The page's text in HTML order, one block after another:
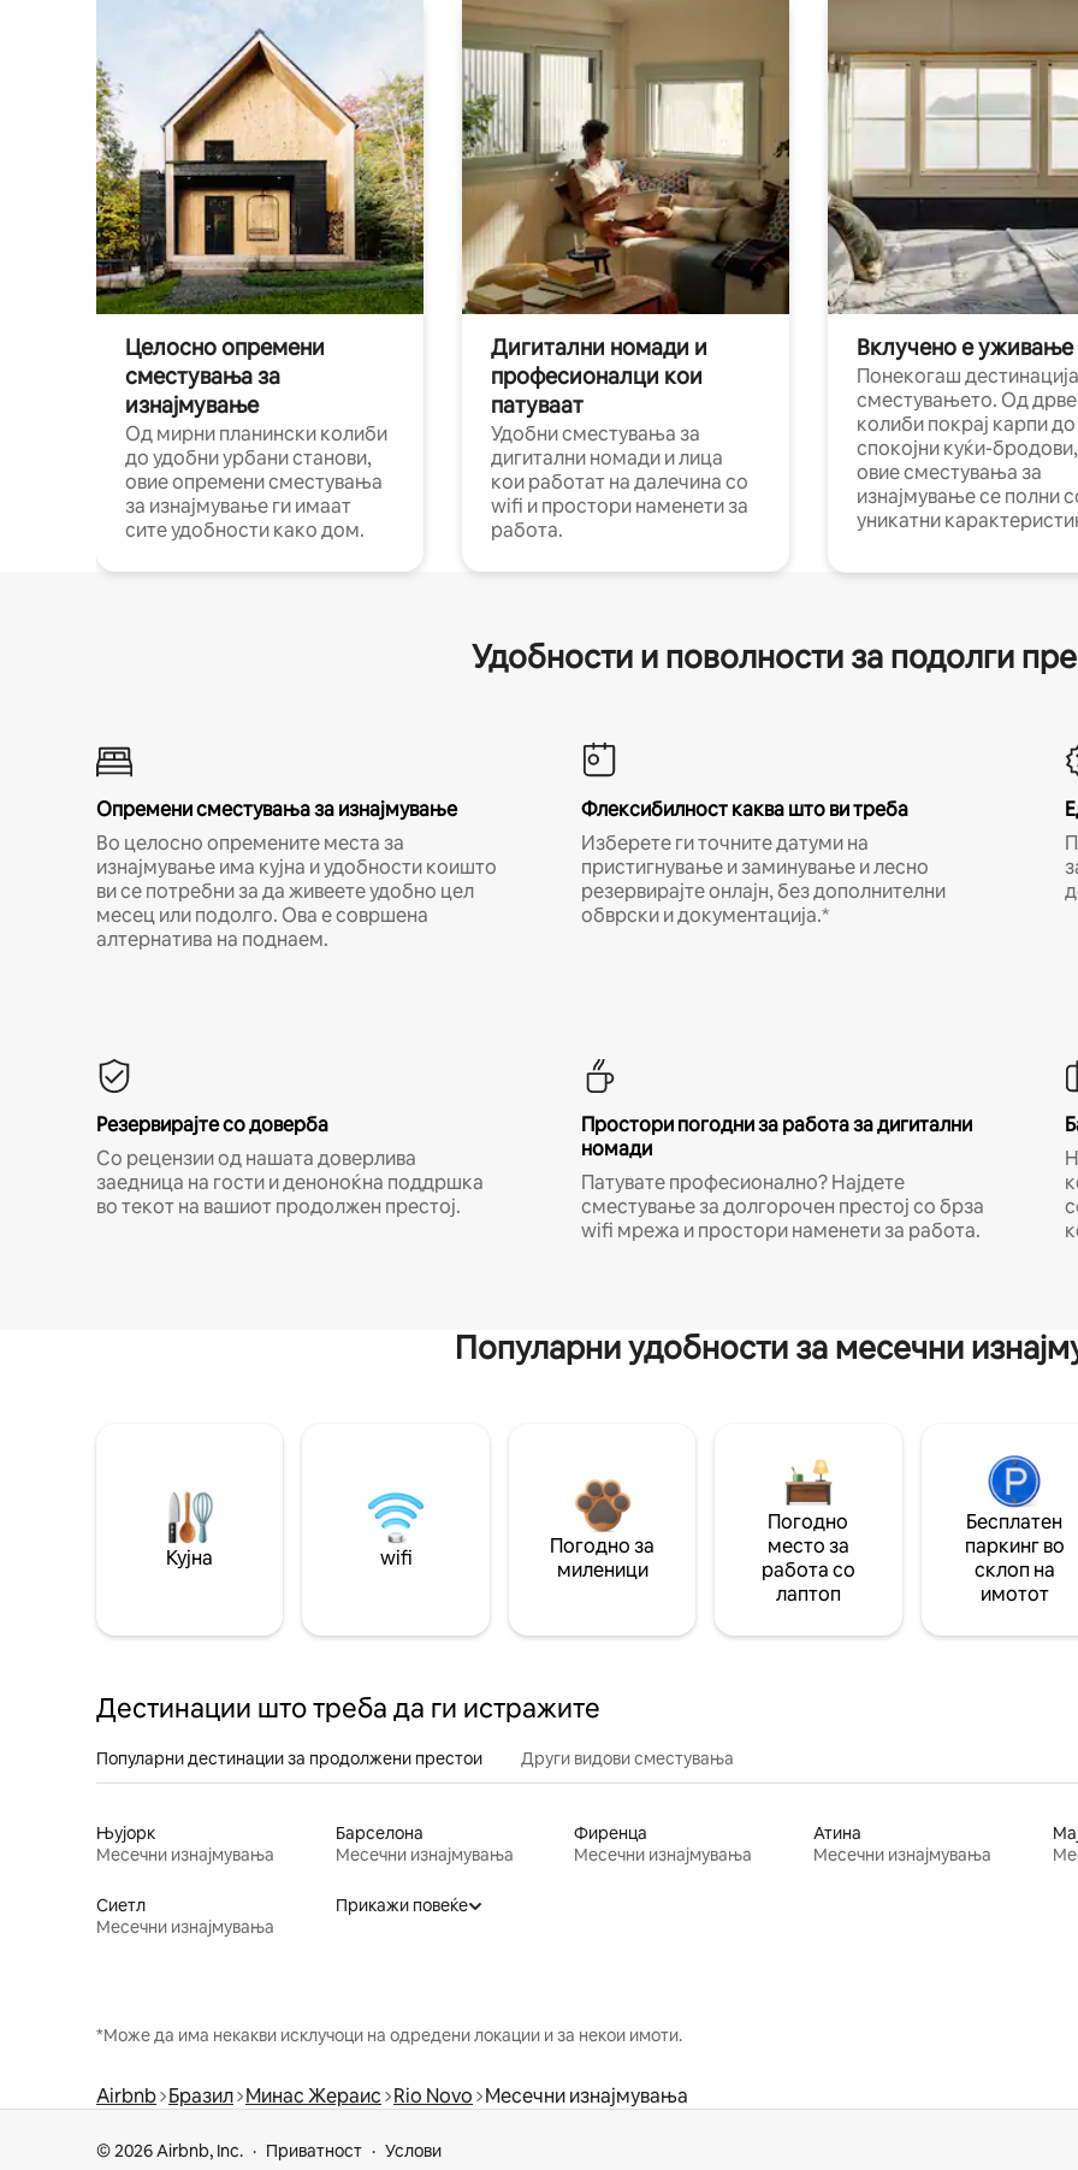
Целосно опремени
сместувања за
изнајмување
Од мирни планински колиби
до удобни урбани станови,
овие опремени сместувања
за изнајмување ги имаат
сите удобности како дом.
Дигитални номади и
професионалци кои
патуваат
Удобни сместувања за
дигитални номади и лица
кои работат на далечина со
wifi и простори наменети за
работа.
Вклучено е уживање
Понекогаш
сместувањето. Од
колиби покрај карпи до
спокојни куќи-бродови,
овие сместувања за
изнајмување се полни
уникатни
Удобности и поволности за подолги
Опремени сместувања за изнајмување
Во целосно опремените места за
изнајмување има кујна и удобности коишто
ви се потребни за да живеете удобно цел
месец или подолго. Ова е совршена
алтернатива на поднаем.
Флексибилност каква што ви треба
Изберете ги точните датуми на
пристигнување и заминување и лесно
резервирајте онлајн, без дополнителни
обврски и документација.*
Резервирајте со доверба
Со рецензии од нашата доверлива
заедница на гости и деноноќна поддршка
во текот на вашиот продолжен престој.
Простори погодни за работа за дигитални
номади
Патувате професионално? Најдете
сместување за долгорочен престој со брза
wifi мрежа и простори наменети за работа.
Популарни удобности за месечни
Кујна wifi
Погодно за
миленици
Погодно
место за
работа со
лаптоп
Бесплатен
паркинг во
склоп на
имотот
Дестинации што треба да ги истражите
Популарни дестинации за продолжени престои Други видови сместувања
Њујорк
Месечни изнајмувања
Барселона
Месечни изнајмувања
Фиренца
Месечни изнајмувања
Атина
Месечни изнајмувања
Сиетл
Месечни изнајмувања
Прикажи повеќе
*Може да има некакви исклучоци на одредени локации и за некои имоти.
Airbnb Бразил Минас Жераис Rio Novo Месечни изнајмувања
© 2026 Airbnb, Inc. Приватност Услови